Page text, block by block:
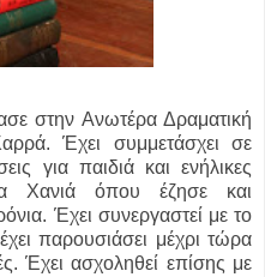
στην Ανωτέρα Δραματική
Έχει συμμετάσχει σε
για παιδιά και ενήλικες
Χανιά όπου έζησε και
Έχει συνεργαστεί με το
παρουσιάσει μέχρι τώρα
Έχει ασχοληθεί επίσης με